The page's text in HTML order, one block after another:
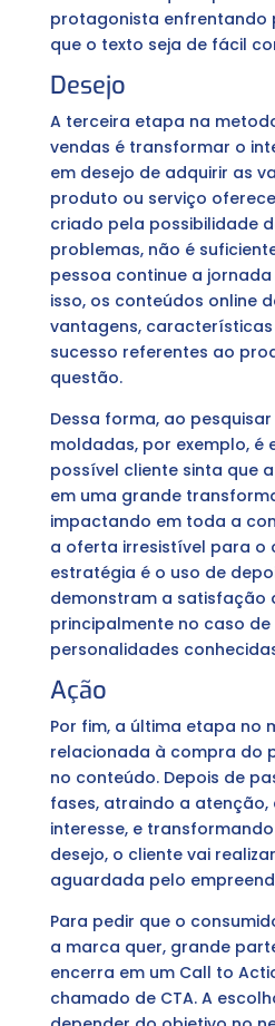
protagonista enfrentando
que o texto seja de fácil
Desejo
A terceira etapa na
vendas é transformar o
em desejo de adquirir as
produto ou serviço
criado pela possibilidade
problemas, não é
pessoa continue a
isso, os conteúdos online
vantagens, características
sucesso referentes ao
questão.
Dessa forma, ao
moldadas, por exemplo, é
possível cliente sinta que
em uma grande
impactando em toda a
a oferta irresistível para o
estratégia é o uso de
demonstram a satisfação
principalmente no caso
personalidades
Ação
Por fim, a última etapa no
relacionada à compra do
no conteúdo. Depois de
fases, atraindo a
interesse, e
desejo, o cliente vai
aguardada pelo
Para pedir que o
a marca quer, grande
encerra em um Call to
chamado de CTA. A